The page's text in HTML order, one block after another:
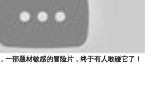
一部题材敏感的冒险片，终于有人敢碰它了！